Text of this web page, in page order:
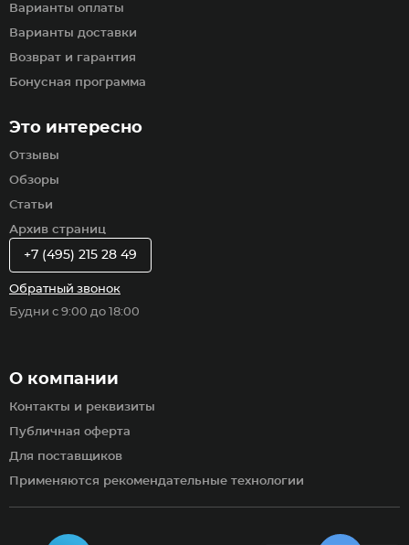
Варианты оплаты
Варианты доставки
Возврат и гарантия
Бонусная программа
Это интересно
Отзывы
Обзоры
Статьи
Архив страниц
О компании
Контакты и реквизиты
Публичная оферта
Для поставщиков
Применяются рекомендательные технологии
+7 (495) 215 28 49
Обратный звонок
Будни с 9:00 до 18:00